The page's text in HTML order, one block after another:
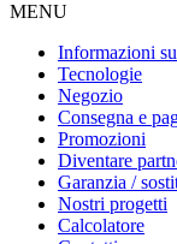
MENU
Informazioni
Tecnologie
Negozio
Consegna e
Promozioni
Diventare
Garanzia /
Nostri progetti
Calcolatore